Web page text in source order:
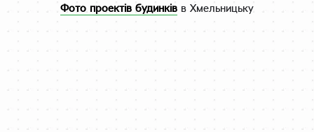
Фото проектів будинків в Хмельницьку